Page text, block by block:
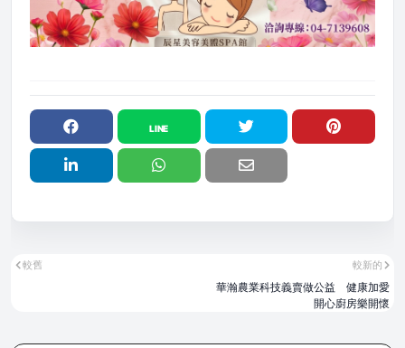
較新的
華瀚農業科技義賣做公益 健康加愛
開心廚房樂開懷
較舊